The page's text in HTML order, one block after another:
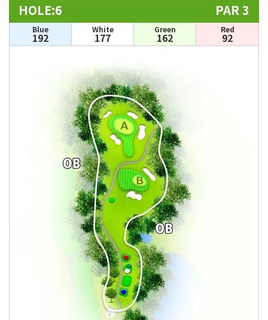
HOLE:6 PAR 3
Blue
192
White
177
Green
162
Red
92